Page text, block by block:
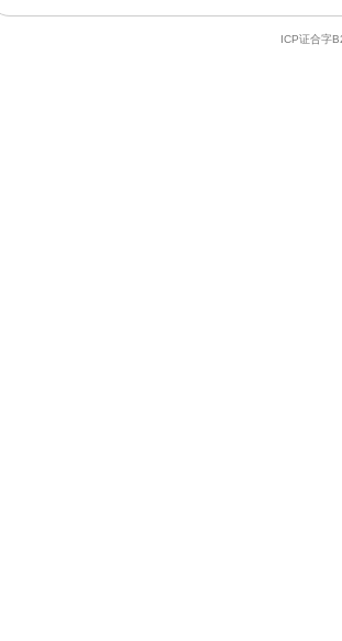
ICP证合字